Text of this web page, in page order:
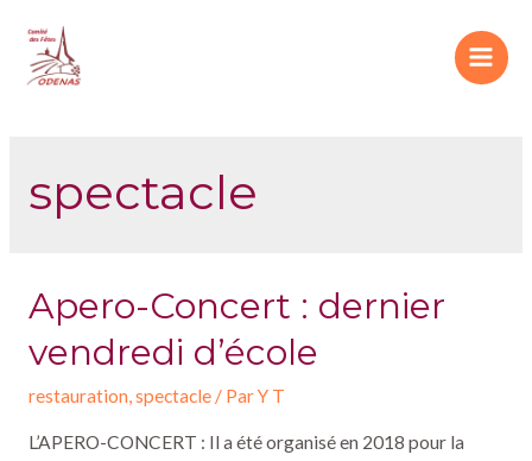
contenu
Main
spectacle
Apero-Concert : dernier
vendredi d’école
restauration,spectacle/ ParY T
L’APERO-CONCERT : Il a été organisé en 2018 pour la